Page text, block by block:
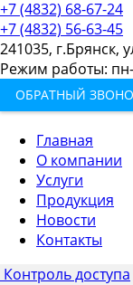
+7 (4832) 68-67-24
+7 (4832) 56-63-45
241035, г.Брянск,
Режим работы: пн-
ОБРАТНЫЙ
Главная
О компании
Услуги
Продукция
Новости
Контакты
Контроль доступа